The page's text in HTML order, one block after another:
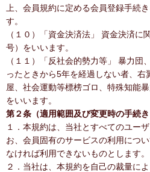
上、会員規約に定める会員登録手続
す。
（１０）「資金決済法」 資金決済
号）をいいます。
（１１）「反社会的勢力等」 暴力団
ったときから5年を経過しない者、
屋、社会運動等標榜ゴロ、特殊知能
をいいます。
第２条（適用範囲及び変更時の手続き
１．本規約は、当社とすべてのユー
お、会員固有のサービスの利用につ
なければ利用できないものとします。
２．当社は、本規約を自己の裁量に